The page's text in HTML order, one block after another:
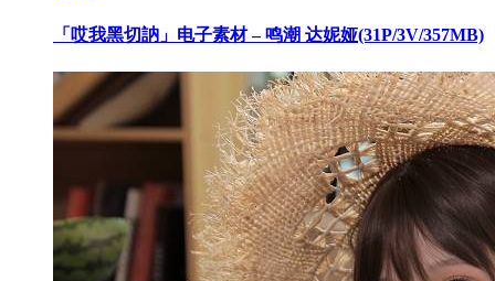
「哎我黑切訥」电子素材 – 鸣潮 达妮娅(31P/3V/357MB)